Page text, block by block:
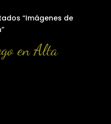
“Imágenes de
en Alta